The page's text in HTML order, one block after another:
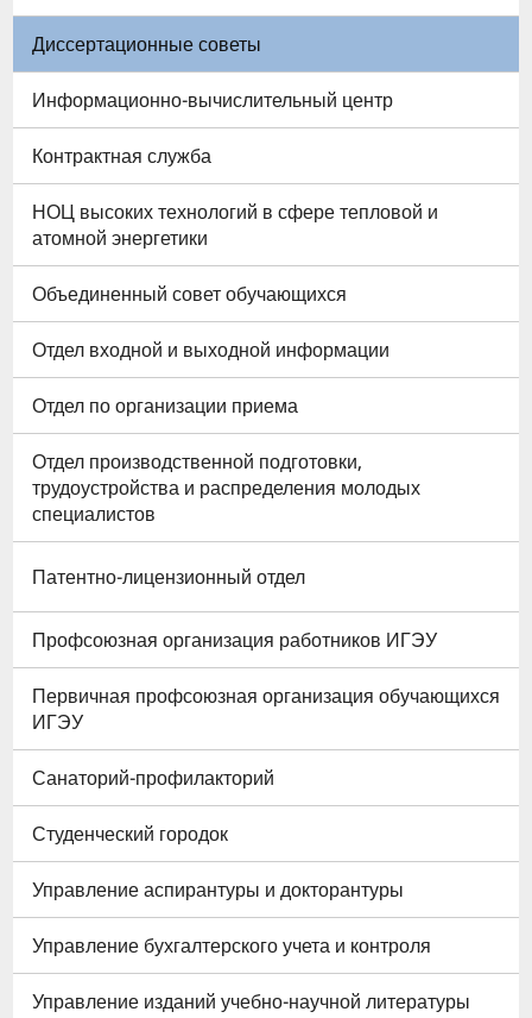
Диссертационные советы
Информационно-вычислительный центр
Контрактная служба
НОЦ высоких технологий в сфере тепловой и
атомной энергетики
Объединенный совет обучающихся
Отдел входной и выходной информации
Отдел по организации приема
Отдел производственной подготовки,
трудоустройства и распределения молодых
специалистов
Патентно-лицензионный отдел
Профсоюзная организация работников ИГЭУ
Первичная профсоюзная организация обучающихся
ИГЭУ
Санаторий-профилакторий
Студенческий городок
Управление аспирантуры и докторантуры
Управление бухгалтерского учета и контроля
Управление изданий учебно-научной литературы